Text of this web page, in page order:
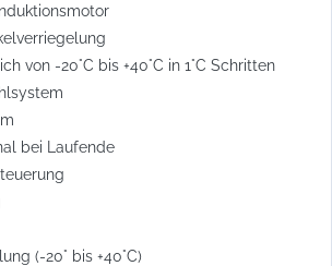
von -20°C bis +40°C in 1°C Schritten
bei Laufende
(-20° bis +40°C)